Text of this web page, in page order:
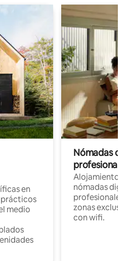
en
prácticos
medio
Nómadas
Alojamientos
nómadas
profesionales
zonas
con wifi.